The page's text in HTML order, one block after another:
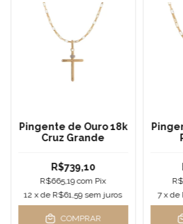
Pingente de Ouro 18k
Cruz Grande
R$739,10
R$665,19com Pix
12 x de R$61,59 sem juros
COMPRAR
7 x de